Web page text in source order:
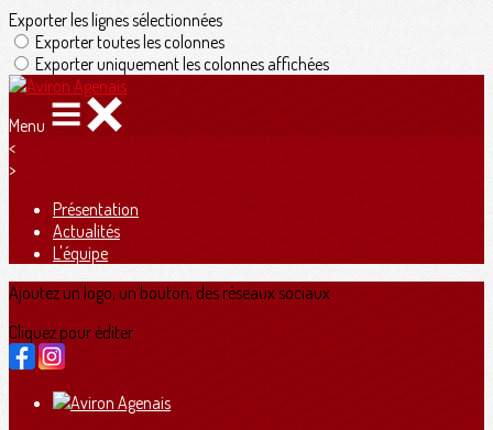
Exporter les lignes sélectionnées
Exporter toutes les colonnes
Exporter uniquement les colonnes affichées
Menu
<
>
Présentation
Actualités
L'équipe
Ajoutez un logo, un bouton, des réseaux sociaux
Cliquez pour éditer